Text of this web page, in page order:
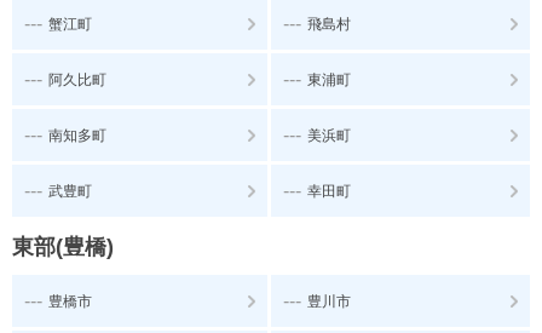
--- 蟹江町 --- 飛島村
--- 阿久比町 --- 東浦町
--- 南知多町 --- 美浜町
--- 武豊町 --- 幸田町
東部(豊橋)
--- 豊橋市 --- 豊川市